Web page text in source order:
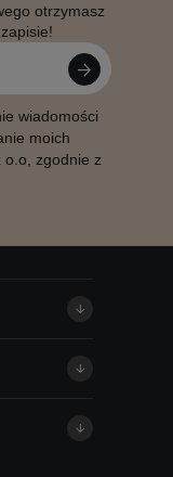
otrzymasz
wiadomości
moich
o.o, zgodnie z